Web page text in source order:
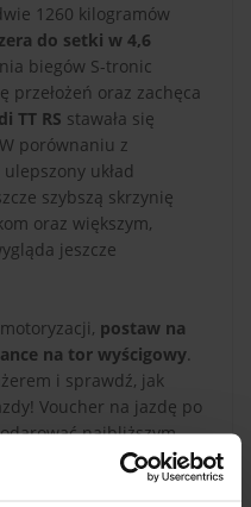
1260 kilogramów
do setki w 4,6
biegów S-tronic
przełożeń oraz zachęca
TT RS stawała się
porównaniu z
układ
szybszą skrzynię
oraz większym,
jeszcze
postaw na
na tor wyścigowy.
i sprawdź, jak
Voucher na jazdę po
najbliższym -
każdego, niezależnie